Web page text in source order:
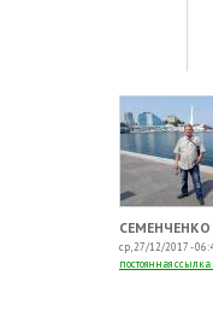
СЕМЕНЧЕНКО
ср, 27/12/2017 -
постоянная